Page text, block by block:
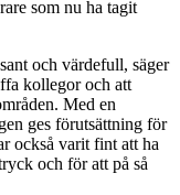
som nu ha tagit
och värdefull, säger
kollegor och att
Med en
ges förutsättning för
också varit fint att ha
och för att på så